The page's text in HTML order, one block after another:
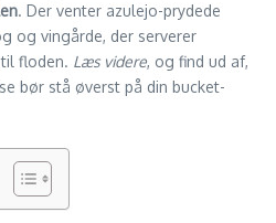
. Der venter azulejo-prydede
og vingårde, der serverer
floden. Læs videre, og find ud af,
bør stå øverst på din bucket-